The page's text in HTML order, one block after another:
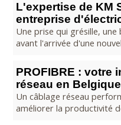
L'expertise de KM
entreprise
Une prise qui grésille,
avant l'arrivée d'une
PROFIBRE : votre
réseau en Belgique
Un câblage réseau
améliorer la productivité